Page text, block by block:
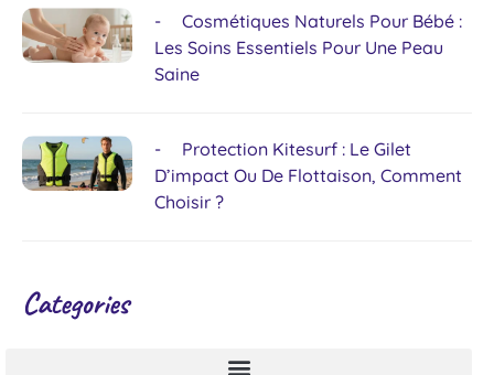
Cosmétiques Naturels Pour Bébé :
Les Soins Essentiels Pour Une Peau
Saine
Protection Kitesurf : Le Gilet
D’impact Ou De Flottaison, Comment
Choisir ?
Categories